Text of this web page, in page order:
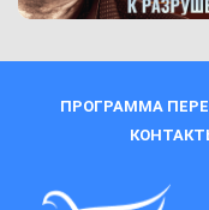
ПРОГРАММА